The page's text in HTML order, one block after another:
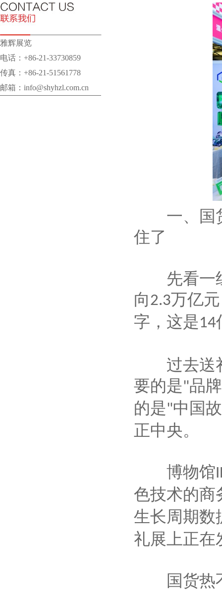
雅辉展览
电话：+86-21-33730859
传真：+86-21-51561778
邮箱：info@shyhzl.com.cn
一、国货
住了
先看一组
向2.3万亿
字，这是14
过去送礼
要的是"品
的是"中国
正中央。
博物馆
色技术的商
生长周期数
礼展上正在
国货热不